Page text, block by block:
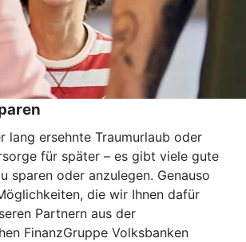
lang ersehnte Traumurlaub oder
für später – es gibt viele gute
sparen oder anzulegen. Genauso
die wir Ihnen dafür
Partnern aus der
FinanzGruppe Volksbanken